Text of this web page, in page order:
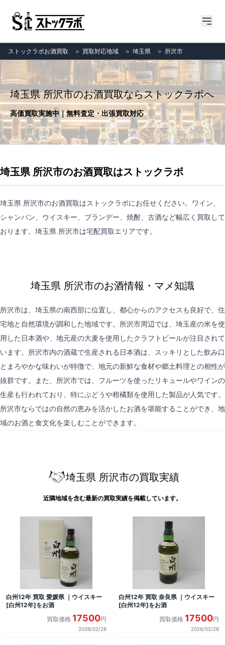
ストックラボお酒買取 ＞ 買取対応地域 ＞ 埼玉県 ＞ 所沢市
埼玉県 所沢市のお酒買取ならストックラボへ
高価買取実施中｜無料査定・出張買取対応
埼玉県 所沢市のお酒買取はストックラボ
埼玉県 所沢市のお酒買取はストックラボにお任せください。ワイン、
シャンパン、ウイスキー、ブランデー、焼酎、古酒など幅広く買取して
おります。埼玉県 所沢市は宅配買取エリアです。
埼玉県 所沢市のお酒情報・マメ知識
所沢市は、埼玉県の南西部に位置し、都心からのアクセスも良好で、住
宅地と自然環境が調和した地域です。所沢市周辺では、埼玉産の米を使
用した日本酒や、地元産の大麦を使用したクラフトビールが注目されて
います。所沢市内の酒蔵で生産される日本酒は、スッキリとした飲み口
とまろやかな味わいが特徴で、地元の新鮮な食材や郷土料理との相性が
抜群です。また、所沢市では、フルーツを使ったリキュールやワインの
生産も行われており、特にぶどうや柑橘類を使用した製品が人気です。
所沢市ならではの自然の恵みを活かしたお酒を堪能することができ、地
域のお酒と食文化を楽しむことができます。
埼玉県 所沢市の買取実績
近隣地域を含む最新の買取実績を掲載しています。
白州12年 買取 愛媛県 ｜ウイスキー
[白州12年]をお酒
買取価格 17500円
2026/02/28
白州12年 買取 奈良県 ｜ウイスキー
[白州12年]をお酒
買取価格 17500円
2026/02/28